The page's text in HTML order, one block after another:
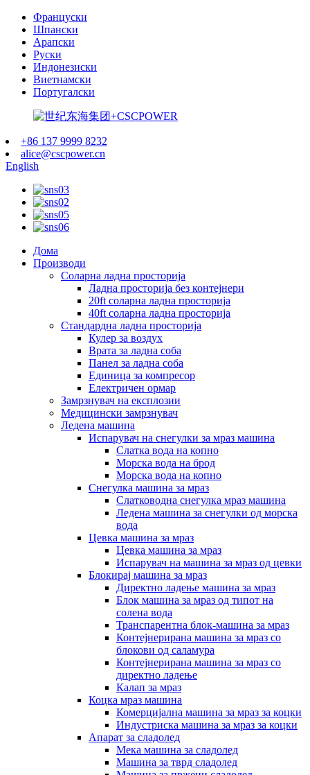
Француски
Шпански
Арапски
Руски
Индонезиски
Виетнамски
Португалски
+86 137 9999 8232
alice@cscpower.cn
English
Дома
Производи
Соларна ладна просторија
Ладна просторија без контејнери
20ft соларна ладна просторија
40ft соларна ладна просторија
Стандардна ладна просторија
Кулер за воздух
Врата за ладна соба
Панел за ладна соба
Единица за компресор
Електричен ормар
Замрзнувач на експлозии
Медицински замрзнувач
Ледена машина
Испарувач на снегулки за мраз машина
Слатка вода на копно
Морска вода на брод
Морска вода на копно
Снегулка машина за мраз
Слатководна снегулка мраз машина
Ледена машина за снегулки од морска
вода
Цевка машина за мраз
Цевка машина за мраз
Испарувач на машина за мраз од цевки
Блокирај машина за мраз
Директно ладење машина за мраз
Блок машина за мраз од типот на
солена вода
Транспарентна блок-машина за мраз
Контејнерирана машина за мраз со
блокови од саламура
Контејнерирана машина за мраз со
директно ладење
Калап за мраз
Коцка мраз машина
Комерцијална машина за мраз за коцки
Индустриска машина за мраз за коцки
Апарат за сладолед
Мека машина за сладолед
Машина за тврд сладолед